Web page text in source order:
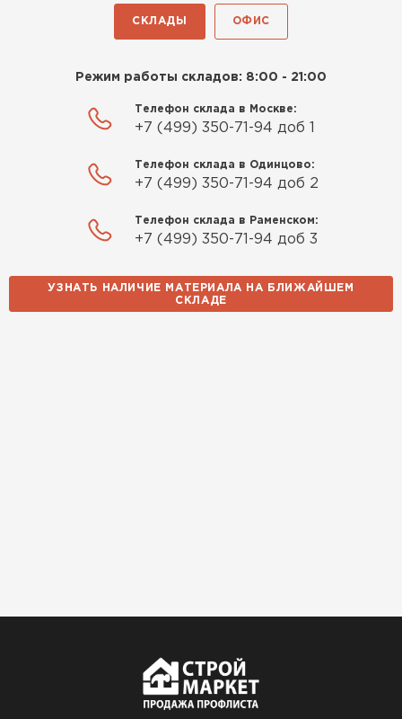
СКЛАДЫ ОФИС
Режим работы складов: 8:00 - 21:00
Телефон склада в Москве:
+7 (499) 350-71-94 доб 1
Телефон склада в Одинцово:
+7 (499) 350-71-94 доб 2
Телефон склада в Раменском:
+7 (499) 350-71-94 доб 3
УЗНАТЬ НАЛИЧИЕ МАТЕРИАЛА НА БЛИЖАЙШЕМ
СКЛАДЕ